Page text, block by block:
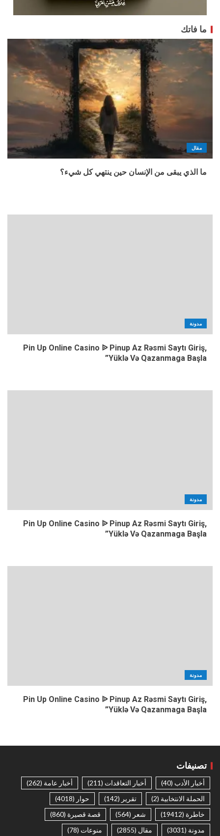
ما فاتك
مقال
ما الذي يبقى من الإنسان حين ينتهي كل شيء؟
مدونة
Pin Up Online Casino ᐉ Pinup Az Rəsmi Saytı Giriş,
Yüklə Və Qazanmaga Başla”
مدونة
Pin Up Online Casino ᐉ Pinup Az Rəsmi Saytı Giriş,
Yüklə Və Qazanmaga Başla”
مدونة
Pin Up Online Casino ᐉ Pinup Az Rəsmi Saytı Giriş,
Yüklə Və Qazanmaga Başla”
تصنيفات
أخبار الأدب (40) أخبار التعاقدات (211) أخبار عامة (262)
الحملة الانتخابية (2) تقرير (142) حوار (4018)
خاطرة (19412) شعر (564) قصة قصيرة (860)
مدونة (3031) مقال (2855) منوعات (78)